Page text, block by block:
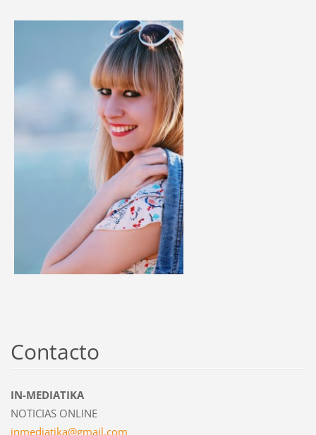
Contacto
IN-MEDIATIKA
NOTICIAS ONLINE
inmediatika@gmail.com